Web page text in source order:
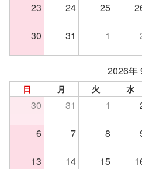
23 24 25
30 31 1
2026年
日 月 火 水
30 31 1
6 7 8
13 14 15